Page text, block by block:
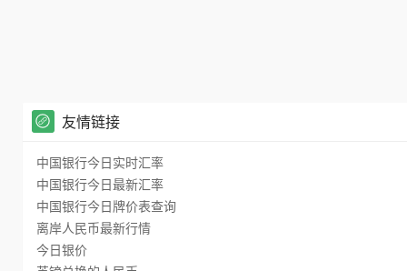
友情链接
中国银行今日实时汇率
中国银行今日最新汇率
中国银行今日牌价表查询
离岸人民币最新行情
今日银价